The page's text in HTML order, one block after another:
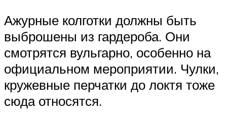
Ажурные колготки должны быть
выброшены из гардероба. Они
смотрятся вульгарно, особенно на
официальном мероприятии. Чулки,
кружевные перчатки до локтя тоже
сюда относятся.